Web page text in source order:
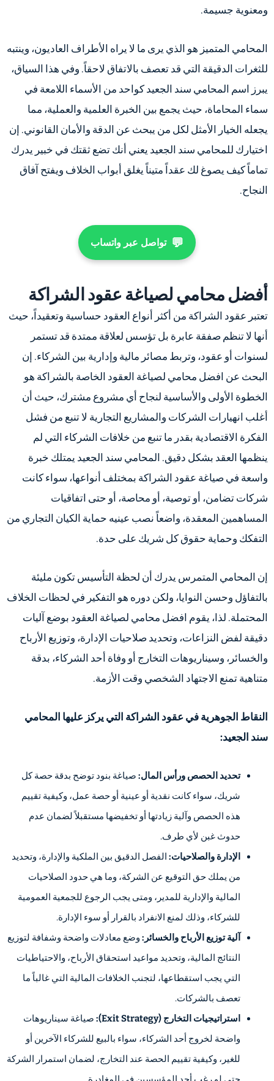
ومعنوية جسيمة.
المحامي المتميز هو الذي يرى ما لا يراه الأطراف العاديون، وينتبه
للثغرات الدقيقة التي قد تعصف بالاتفاق لاحقاً. وفي هذا السياق،
يبرز اسم المحامي سند الجعيد كواحد من الأسماء اللامعة في
سماء المحاماة، حيث يجمع بين الخبرة العلمية والعملية، مما
يجعله الخيار الأمثل لكل من يبحث عن الدقة والأمان القانوني. إن
اختيارك للمحامي سند الجعيد يعني أنك تضع ثقتك في خبير يدرك
تماماً كيف يصوغ لك عقداً متيناً يغلق أبواب الخلاف ويفتح آفاق
النجاح.
💬 تواصل عبر واتساب
أفضل محامي لصياغة عقود الشراكة
تعتبر عقود الشراكة من أكثر أنواع العقود حساسية وتعقيداً، حيث
أنها لا تنظم صفقة عابرة بل تؤسس لعلاقة ممتدة قد تستمر
لسنوات أو عقود، وتربط مصائر مالية وإدارية بين الشركاء. إن
البحث عن افضل محامي لصياغة العقود الخاصة بالشراكة هو
الخطوة الأولى والأساسية لنجاح أي مشروع مشترك، حيث أن
أغلب انهيارات الشركات والمشاريع التجارية لا تنبع من فشل
الفكرة الاقتصادية بقدر ما تنبع من خلافات الشركاء التي لم
ينظمها العقد بشكل دقيق. المحامي سند الجعيد يمتلك خبرة
واسعة في صياغة عقود الشراكة بمختلف أنواعها، سواء كانت
شركات تضامن، أو توصية، أو محاصة، أو حتى اتفاقيات
المساهمين المعقدة، واضعاً نصب عينيه حماية الكيان التجاري من
التفكك وحماية حقوق كل شريك على حدة.
إن المحامي المتمرس يدرك أن لحظة التأسيس تكون مليئة
بالتفاؤل وحسن النوايا، ولكن دوره هو التفكير في لحظات الخلاف
المحتملة. لذا، يقوم افضل محامي لصياغة العقود بوضع آليات
دقيقة لفض النزاعات، وتحديد صلاحيات الإدارة، وتوزيع الأرباح
والخسائر، وسيناريوهات التخارج أو وفاة أحد الشركاء، بدقة
متناهية تمنع الاجتهاد الشخصي وقت الأزمة.
النقاط الجوهرية في عقود الشراكة التي يركز عليها المحامي
سند الجعيد:
تحديد الحصص ورأس المال: صياغة بنود توضح بدقة حصة كل
شريك، سواء كانت نقدية أو عينية أو حصة عمل، وكيفية تقييم
هذه الحصص وآلية زيادتها أو تخفيضها مستقبلاً لضمان عدم
حدوث غبن لأي طرف.
الإدارة والصلاحيات: الفصل الدقيق بين الملكية والإدارة، وتحديد
من يملك حق التوقيع عن الشركة، وما هي حدود الصلاحيات
المالية والإدارية للمدير، ومتى يجب الرجوع للجمعية العمومية
للشركاء، وذلك لمنع الانفراد بالقرار أو سوء الإدارة.
آلية توزيع الأرباح والخسائر: وضع معادلات واضحة وشفافة لتوزيع
النتائج المالية، وتحديد مواعيد استحقاق الأرباح، والاحتياطيات
التي يجب استقطاعها، لتجنب الخلافات المالية التي غالباً ما
تعصف بالشركات.
استراتيجيات التخارج (Exit Strategy):
صياغة سيناريوهات
واضحة لخروج أحد الشركاء، سواء بالبيع للشركاء الآخرين أو
للغير، وكيفية تقييم الحصة عند التخارج، لضمان استمرار الشركة